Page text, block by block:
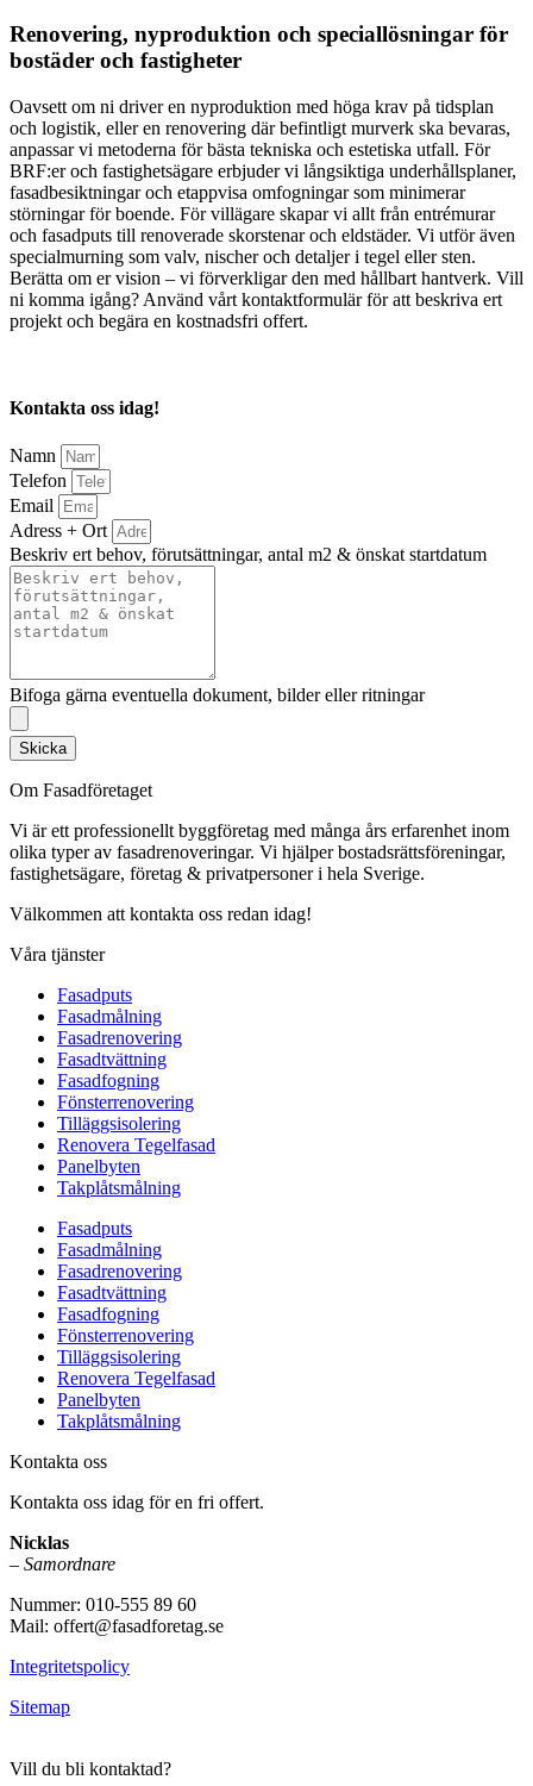
Renovering, nyproduktion och speciallösningar för
bostäder och fastigheter
Oavsett om ni driver en nyproduktion med höga krav på tidsplan
och logistik, eller en renovering där befintligt murverk ska bevaras,
anpassar vi metoderna för bästa tekniska och estetiska utfall. För
BRF:er och fastighetsägare erbjuder vi långsiktiga underhållsplaner,
fasadbesiktningar och etappvisa omfogningar som minimerar
störningar för boende. För villägare skapar vi allt från entrémurar
och fasadputs till renoverade skorstenar och eldstäder. Vi utför även
specialmurning som valv, nischer och detaljer i tegel eller sten.
Berätta om er vision – vi förverkligar den med hållbart hantverk. Vill
ni komma igång? Använd vårt kontaktformulär för att beskriva ert
projekt och begära en kostnadsfri offert.
Kontakta oss idag!
Namn
Telefon
Email
Adress + Ort
Beskriv ert behov, förutsättningar, antal m2 & önskat startdatum
Bifoga gärna eventuella dokument, bilder eller ritningar
Skicka
Om Fasadföretaget
Vi är ett professionellt byggföretag med många års erfarenhet inom
olika typer av fasadrenoveringar. Vi hjälper bostadsrättsföreningar,
fastighetsägare, företag & privatpersoner i hela Sverige.
Välkommen att kontakta oss redan idag!
Våra tjänster
Fasadputs
Fasadmålning
Fasadrenovering
Fasadtvättning
Fasadfogning
Fönsterrenovering
Tilläggsisolering
Renovera Tegelfasad
Panelbyten
Takplåtsmålning
Fasadputs
Fasadmålning
Fasadrenovering
Fasadtvättning
Fasadfogning
Fönsterrenovering
Tilläggsisolering
Renovera Tegelfasad
Panelbyten
Takplåtsmålning
Kontakta oss
Kontakta oss idag för en fri offert.
Nicklas
– Samordnare
Nummer: 010-555 89 60
Mail: offert@fasadforetag.se
Integritetspolicy
Sitemap
Vill du bli kontaktad?